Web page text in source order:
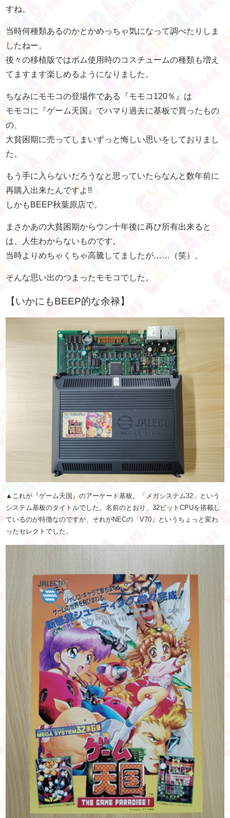
すね。
当時何種類あるのかとかめっちゃ気になって調べたりしま
したねー。
後々の移植版ではボム使用時のコスチュームの種類も増え
てますます楽しめるようになりました。
ちなみにモモコの登場作である『モモコ120％』は
モモコに『ゲーム天国』でハマり過去に基板で買ったもの
の、
大貧困期に売ってしまいずっと悔しい思いをしておりまし
た。
もう手に入らないだろうなと思っていたらなんと数年前に
再購入出来たんですよ!!
しかもBEEP秋葉原店で。
まさかあの大貧困期からウン十年後に再び所有出来ると
は、人生わからないものです。
当時よりめちゃくちゃ高騰してましたが……（笑）。
そんな思い出のつまったモモコでした。
【いかにもBEEP的な余禄】
▲これが『ゲーム天国』のアーケード基板。「メガシステム32」という
システム基板のタイトルでした。名前のとおり、32ビットCPUを搭載し
ているのが特徴なのですが、それがNECの「V70」というちょっと変わ
ったセレクトでした。